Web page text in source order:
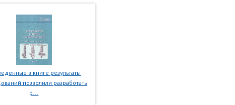
в книге результаты
позволили разработать
р...